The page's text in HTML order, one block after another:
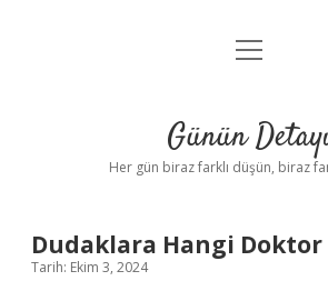
Anasayfa
Yasal Uyarı
menüyü
Günün
Her gün biraz farklı düşün, biraz
Dudaklara Hangi Doktor
Tarih: Ekim 3, 2024